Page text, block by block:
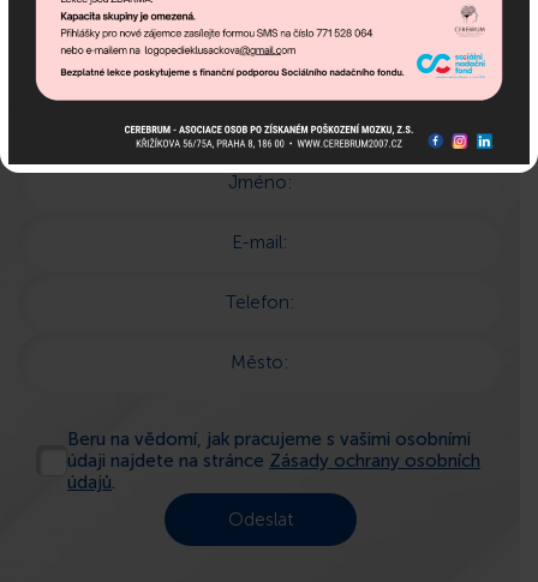
Jméno:
E-mail:
Telefon:
Město:
Beru na vědomí, jak pracujeme s vašimi osobními
údaji najdete na stránce Zásady ochrany osobních
údajů.